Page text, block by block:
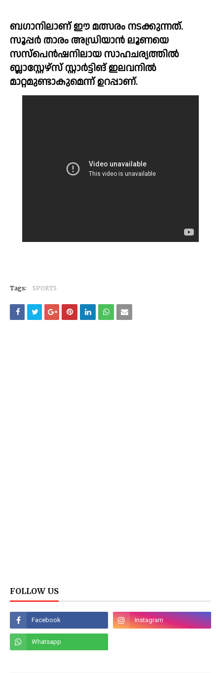
ബഗാനിലാണ് ഈ മത്സരം നടക്കുന്നത്.
സൂപ്പർ താരം അഡ്രിയാൻ ലൂണയെ
സസ്പെന്‍ഷനിലായ സാഹചര്യത്തില്‍
ബ്ലാസ്റ്റേഴ്സ് സ്റ്റാര്‍ട്ടിങ് ഇലവനില്‍
മാറ്റമുണ്ടാകുമെന്ന് ഉറപ്പാണ്.
Tags: SPORTS
FOLLOW US